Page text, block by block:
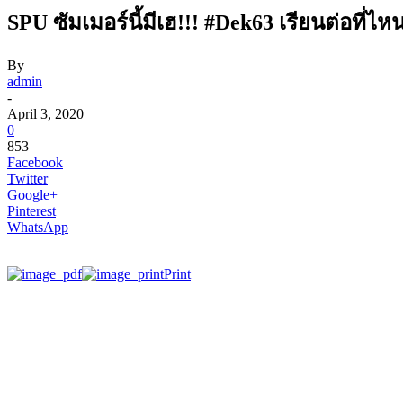
SPU ซัมเมอร์นี้มีเฮ!!! #Dek63 เรียนต่อที่ไห
By
admin
-
April 3, 2020
0
853
Facebook
Twitter
Google+
Pinterest
WhatsApp
Print